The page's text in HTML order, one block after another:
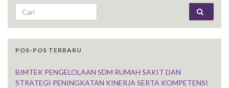
Search for:
POS-POS TERBARU
BIMTEK PENGELOLAAN SDM RUMAH SAKIT DAN
STRATEGI PENINGKATAN KINERJA SERTA KOMPETENSI